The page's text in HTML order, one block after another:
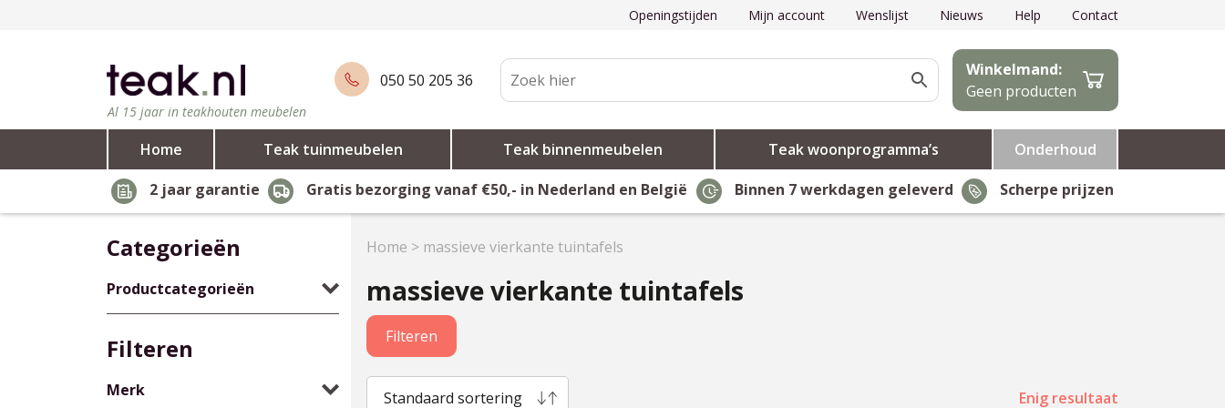
Openingstijden Mijn account Wenslijst Nieuws Help Contact
Al 15 jaar in teakhouten meubelen
050 50 205 36
Winkelmand:
Geen producten
Home Teak tuinmeubelen Teak binnenmeubelen Teak woonprogramma’s
Onderhoud
2 jaar garantie
Gratis bezorging vanaf €50,- in Nederland en België Binnen 7 werkdagen geleverd Scherpe prijzen
Categorieën
Productcategorieën
Filteren
Merk
Home > massieve vierkante tuintafels
massieve vierkante tuintafels
Filteren
Standaard sortering Enig resultaat